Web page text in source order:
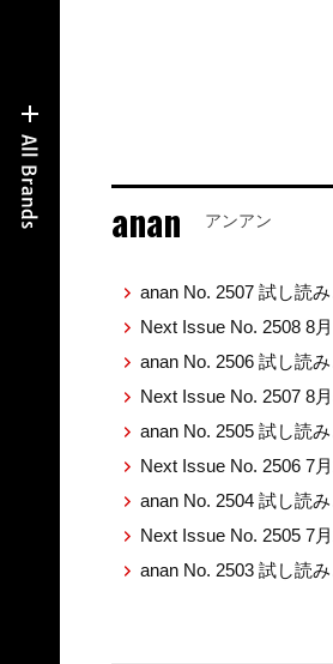
anan アンアン
anan No. 2507 試し読
Next Issue No. 2508 8
anan No. 2506 試し読
Next Issue No. 2507 8
anan No. 2505 試し読
Next Issue No. 2506 7
anan No. 2504 試し読
Next Issue No. 2505 7
anan No. 2503 試し読